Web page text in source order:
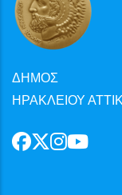
ΔΗΜΟΣ
ΗΡΑΚΛΕΙΟΥ